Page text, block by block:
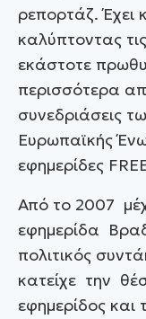
ρεπορτάζ. Έχει
καλύπτοντας
εκάστοτε
περισσότερα
συνεδριάσεις
Ευρωπαϊκής
εφημερίδες
Από το 2007
εφημερίδα
πολιτικός
κατείχε την
εφημερίδος